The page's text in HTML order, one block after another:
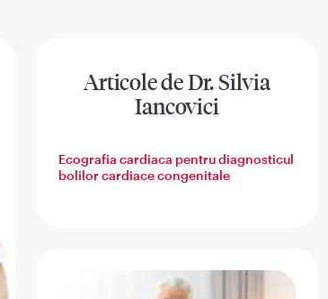
Articole de Dr. Silvia
Iancovici
Ecografia cardiaca pentru diagnosticul
bolilor cardiace congenitale